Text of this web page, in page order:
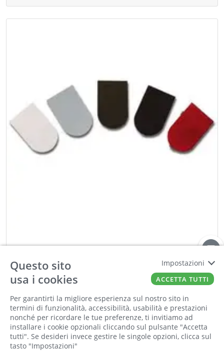
KOBLENZ
Cod:00365611
K 61 COVER BI HD
Cod Tec:32.K61BI
− +
ORDINA
Questo sito
usa i cookies
Per garantirti la migliore esperienza sul nostro sito in
termini di funzionalità, accessibilità, usabilità e prestazioni
nonché per ricordare le tue preferenze, ti invitiamo ad
installare i cookie opzionali cliccando sul pulsante "Accetta
tutti". Se desideri invece gestire le singole opzioni, clicca sul
tasto "Impostazioni"
Impostazioni
ACCETTA TUTTI